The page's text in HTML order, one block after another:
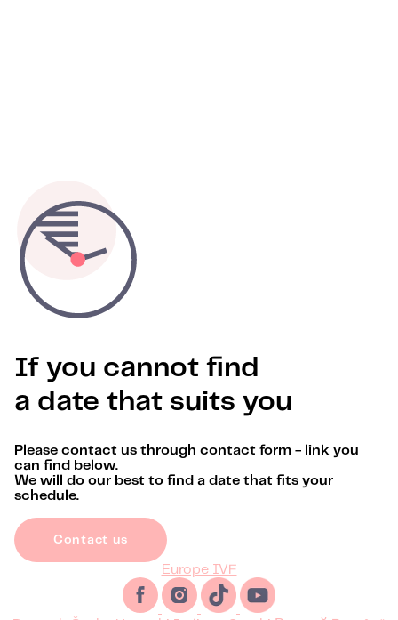
If you cannot find
a date that suits you
Please contact us through contact form - link you
can find below.
We will do our best to find a date that fits your
schedule.
Contact us
Europe IVF